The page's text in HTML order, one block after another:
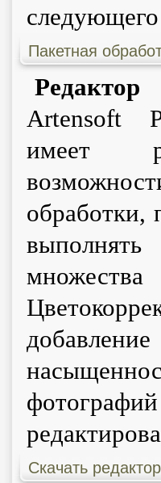
Пакетная
Редактор
Artensoft
имеет
обработки,
Скачать